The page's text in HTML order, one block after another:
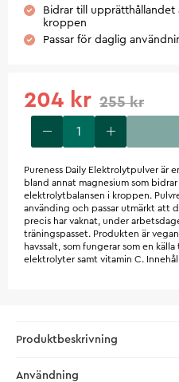
Bidrar till upprätthållandet
kroppen
Passar för daglig
204 kr 255 kr
Pureness Daily Elektrolytpulver är
bland annat magnesium som
elektrolytbalansen i kroppen.
använding och passar utmärkt att
precis har vaknat, under
träningspasset. Produkten är
havssalt, som fungerar som en
elektrolyter samt vitamin C.
Produktbeskrivning
Användning